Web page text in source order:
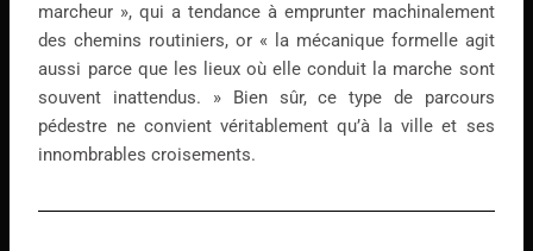
marcheur », qui a tendance à emprunter machinalement
des chemins routiniers, or « la mécanique formelle agit
aussi parce que les lieux où elle conduit la marche sont
souvent inattendus. » Bien sûr, ce type de parcours
pédestre ne convient véritablement qu’à la ville et ses
innombrables croisements.